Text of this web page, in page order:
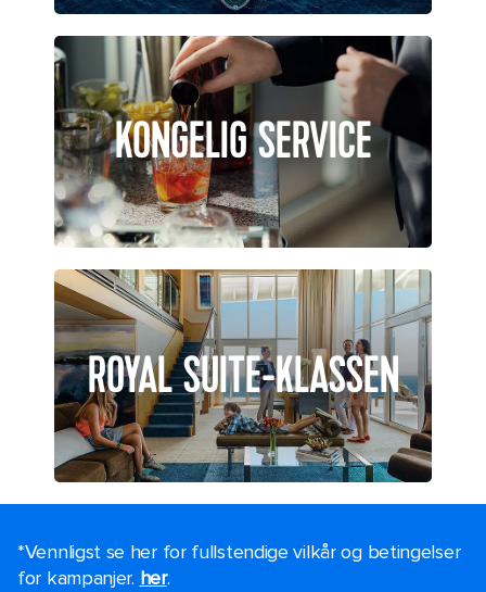
KONGELIG SERVICE
ROYAL SUITE-KLASSEN
*Vennligst se her for fullstendige vilkår og betingelser
for kampanjer. her.